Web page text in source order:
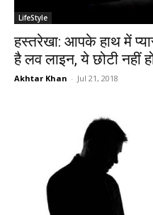
LifeStyle
हस्तरेखा: आपके हाथ में
है लव लाइन, ये छोटी नहीं
Akhtar Khan - Jul 21, 2018